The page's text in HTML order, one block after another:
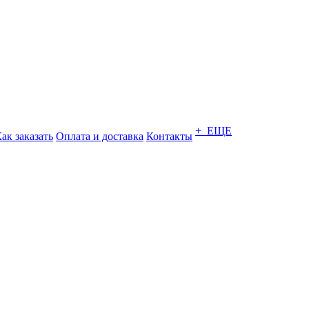
заказать Оплата и доставка Контакты + ЕЩЕ